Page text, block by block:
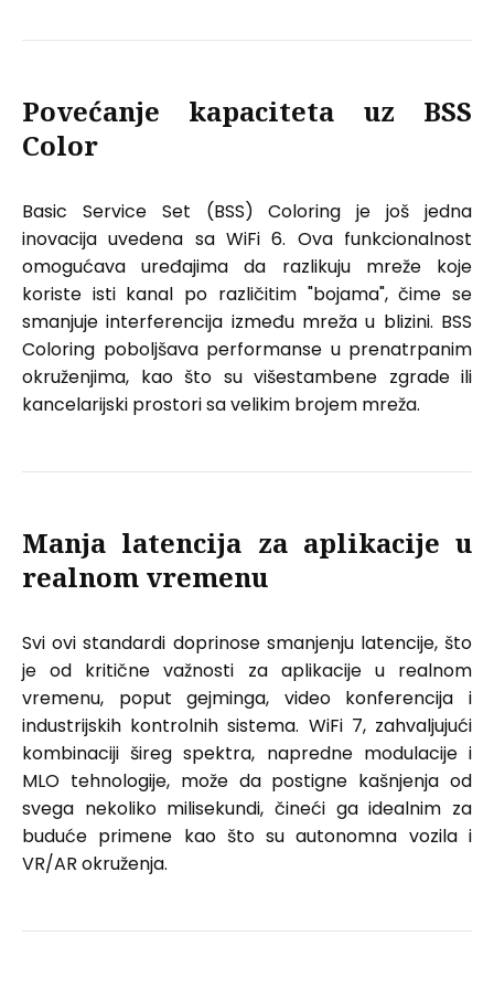
Povećanje kapaciteta uz BSS
Color
Basic Service Set (BSS) Coloring je još jedna
inovacija uvedena sa WiFi 6. Ova funkcionalnost
omogućava uređajima da razlikuju mreže koje
koriste isti kanal po različitim "bojama", čime se
smanjuje interferencija između mreža u blizini. BSS
Coloring poboljšava performanse u prenatrpanim
okruženjima, kao što su višestambene zgrade ili
kancelarijski prostori sa velikim brojem mreža.
Manja latencija za aplikacije u
realnom vremenu
Svi ovi standardi doprinose smanjenju latencije, što
je od kritične važnosti za aplikacije u realnom
vremenu, poput gejminga, video konferencija i
industrijskih kontrolnih sistema. WiFi 7, zahvaljujući
kombinaciji šireg spektra, napredne modulacije i
MLO tehnologije, može da postigne kašnjenja od
svega nekoliko milisekundi, čineći ga idealnim za
buduće primene kao što su autonomna vozila i
VR/AR okruženja.